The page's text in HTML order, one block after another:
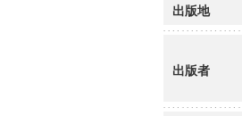
タルメディア・コンテンツ統合研究センター
ーバルリサーチインスティテュート
出版地
出版者